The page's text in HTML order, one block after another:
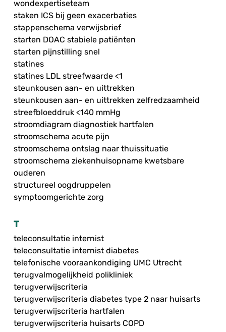
wondexpertiseteam
staken ICS bij geen exacerbaties
stappenschema verwijsbrief
starten DOAC stabiele patiënten
starten pijnstilling snel
statines
statines LDL streefwaarde <1
steunkousen aan- en uittrekken
steunkousen aan- en uittrekken zelfredzaamheid
streefbloeddruk <140 mmHg
stroomdiagram diagnostiek hartfalen
stroomschema acute pijn
stroomschema ontslag naar thuissituatie
stroomschema ziekenhuisopname kwetsbare
ouderen
structureel oogdruppelen
symptoomgerichte zorg
T
teleconsultatie internist
teleconsultatie internist diabetes
telefonische vooraankondiging UMC Utrecht
terugvalmogelijkheid polikliniek
terugverwijscriteria
terugverwijscriteria diabetes type 2 naar huisarts
terugverwijscriteria hartfalen
terugverwijscriteria huisarts COPD